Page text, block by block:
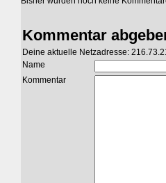
Kommentar
Deine aktuelle Netzadresse:
Name
Kommentar